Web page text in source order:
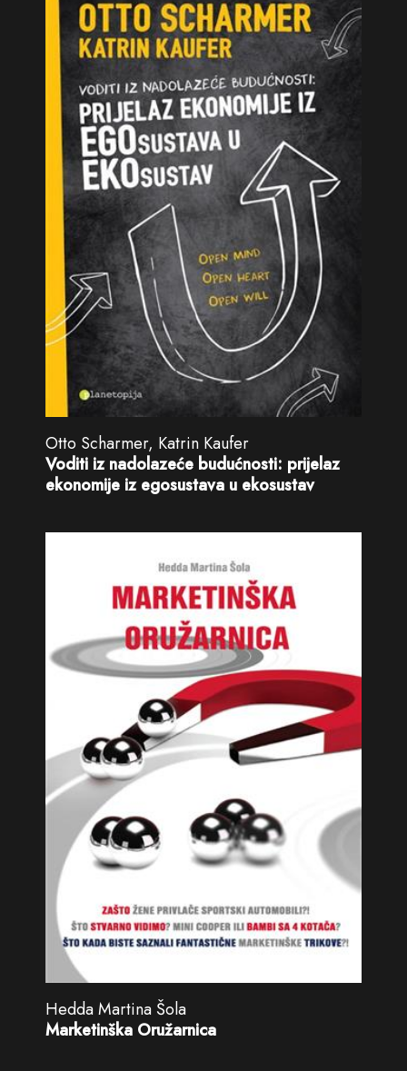
Otto Scharmer, Katrin Kaufer
Voditi iz nadolazeće budućnosti: prijelaz
ekonomije iz egosustava u ekosustav
Hedda Martina Šola
Marketinška Oružarnica